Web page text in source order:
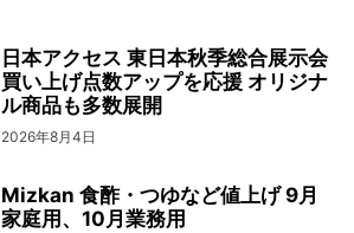
日本アクセス 東日本秋季総合展示会
買い上げ点数アップを応援 オリジナ
ル商品も多数展開
2026年8月4日
Mizkan 食酢・つゆなど値上げ 9月
家庭用、10月業務用